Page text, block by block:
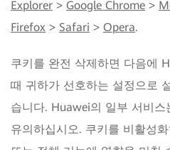
Explorer > Google Chrome >
Firefox > Safari > Opera.
쿠키를 완전 삭제하면 다음에
때 귀하가 선호하는 설정으로
습니다. Huawei의 일부 서비
유의하십시오. 쿠키를 비활성